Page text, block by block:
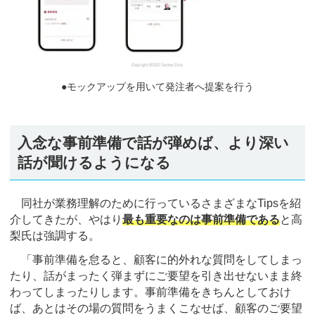
●モックアップを用いて発注者へ提案を行う
入念な事前準備で話が弾めば、より深い
話が聞けるようになる
同社が業務理解のために行っているさまざまなTipsを紹
介してきたが、やはり 最も重要なのは事前準備であると高
梨氏は強調する。
「事前準備を怠ると、顧客に的外れな質問をしてしまっ
たり、話がまったく弾まずにご要望を引き出せないまま終
わってしまったりします。事前準備をきちんとしておけ
ば、あとはその場の質問をうまくこなせば、顧客のご要望